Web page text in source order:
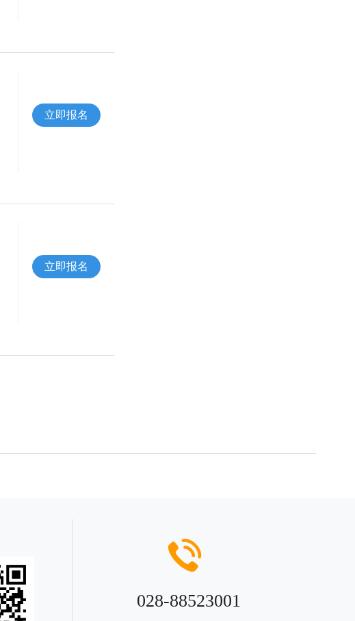
立即报名
立即报名
028-88523001